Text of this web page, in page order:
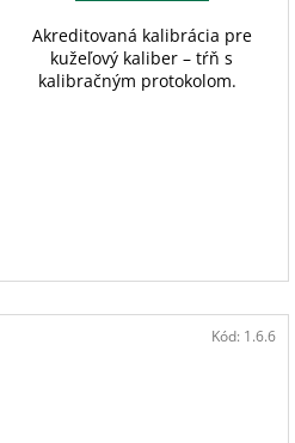
Akreditovaná kalibrácia pre
kužeľový kaliber – tŕň s
kalibračným protokolom.
Kód: 1.6.6